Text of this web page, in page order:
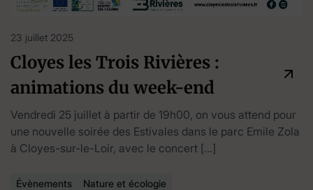
23 juillet 2025
Cloyes les Trois Rivières :
animations du week-end
Vendredi 25 juillet à partir de 19h00, on vous attend pour
une nouvelle soirée des Estivales dans le parc Emile Zola
à Cloyes-sur-le-Loir, avec le concert […]
Évènements Nature et écologie